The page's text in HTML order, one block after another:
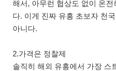
해서, 아무런 협상도 없이 온
다. 이게 진짜 유흥 초보자 천
아니다.
2.가격은 정찰제
솔직히 해외 유흥에서 가장 스